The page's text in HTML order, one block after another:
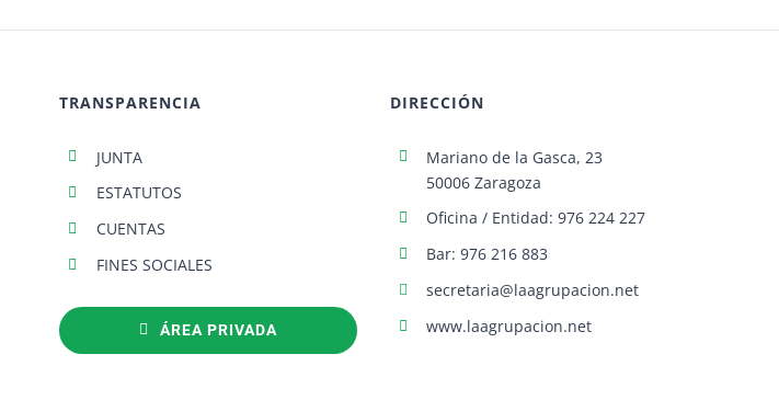
TRANSPARENCIA
JUNTA
ESTATUTOS
CUENTAS
FINES SOCIALES
ÁREA PRIVADA
DIRECCIÓN
Mariano de la Gasca, 23
50006 Zaragoza
Oficina / Entidad: 976 224 227
Bar: 976 216 883
secretaria@laagrupacion.net
www.laagrupacion.net